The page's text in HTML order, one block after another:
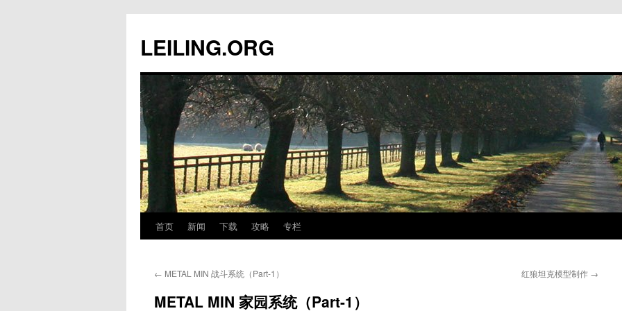
文
LEILING.ORG
首页 新闻 下载 攻略 专栏
← METAL MIN 战斗系统（Part-1） 红狼坦克模型制作 →
METAL MIN 家园系统（Part-1）